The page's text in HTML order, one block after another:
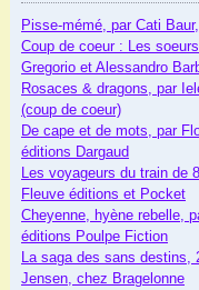
Pisse-mémé, par Cati
Coup de coeur : Les
Gregorio et Alessandro
Rosaces & dragons, par
(coup de coeur)
De cape et de mots, par
éditions Dargaud
Les voyageurs du train de
Fleuve éditions et Pocket
Cheyenne, hyène rebelle,
éditions Poulpe Fiction
La saga des sans destins,
Jensen, chez Bragelonne